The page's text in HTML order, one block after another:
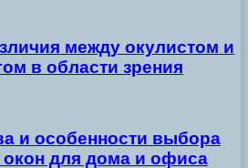
между окулистом и
в области зрения
и особенности выбора
окон для дома и офиса